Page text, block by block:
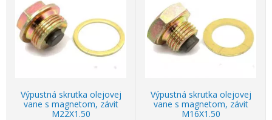
Výpustná skrutka olejovej
vane s magnetom, závit
M22X1.50
Výpustná skrutka olejovej
vane s magnetom, závit
M16X1.50